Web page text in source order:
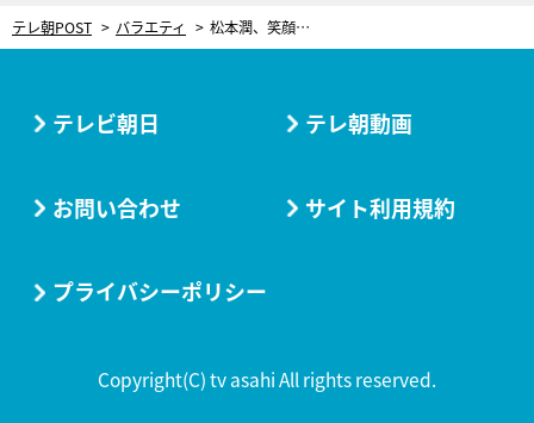
テレ朝POST バラエティ 松本潤、笑顔で回想！初出演の『関ジャム』は「ヘビーでしたね（笑）」
テレビ朝日 テレ朝動画
お問い合わせ サイト利用規約
プライバシーポリシー
Copyright(C) tv asahi All rights reserved.